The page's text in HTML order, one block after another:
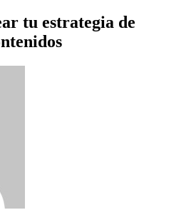
tu estrategia de